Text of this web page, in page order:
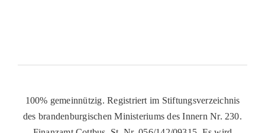
100% gemeinnützig. Registriert im Stiftungsverzeichnis
des brandenburgischen Ministeriums des Innern Nr. 230.